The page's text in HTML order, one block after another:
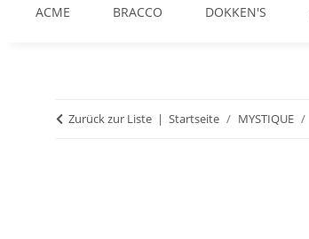
ACME BRACCO DOKKEN'S
Zurück zur Liste Startseite MYSTIQUE